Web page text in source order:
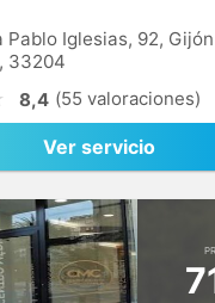
Pablo Iglesias, 92, Gijón
33204
8,4 (55 valoraciones)
Ver servicio